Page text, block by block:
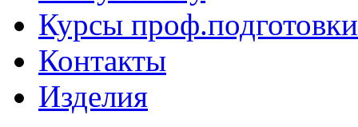
Курсы проф.подготовки
Контакты
Изделия